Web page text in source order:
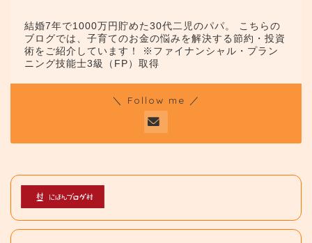
結婚7年で1000万円貯めた30代二児のパパ。 こちらの
ブログでは、子育てのお金の悩みを解決する節約・投資
術をご紹介しています！ ※ファイナンシャル・プラン
ニング技能士3級（FP）取得
＼ Follow me ／